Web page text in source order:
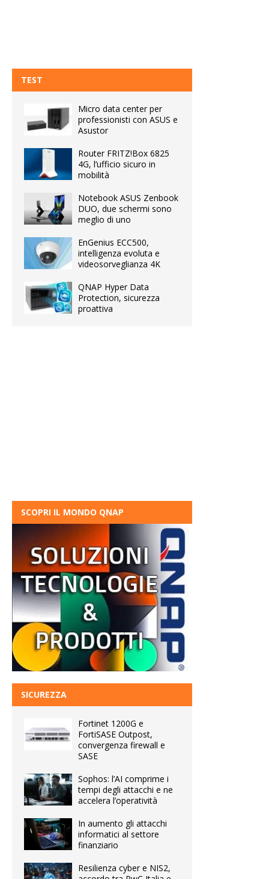
TEST
Micro data center per
professionisti con ASUS e
Asustor
Router FRITZ!Box 6825
4G, l’ufficio sicuro in
mobilità
Notebook ASUS Zenbook
DUO, due schermi sono
meglio di uno
EnGenius ECC500,
intelligenza evoluta e
videosorveglianza 4K
QNAP Hyper Data
Protection, sicurezza
proattiva
SCOPRI IL MONDO QNAP
SICUREZZA
Fortinet 1200G e
FortiSASE Outpost,
convergenza firewall e
SASE
Sophos: l’AI comprime i
tempi degli attacchi e ne
accelera l’operatività
In aumento gli attacchi
informatici al settore
finanziario
Resilienza cyber e NIS2,